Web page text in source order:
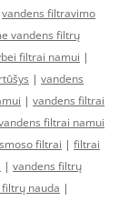
vandens filtravimo
vandens filtrų
filtrai namui |
| vandens
| vandens filtrai
filtrai namui
filtrai | filtrai
| vandens filtrų
nauda |